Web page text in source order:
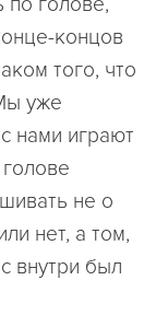
концов
того, что
уже
нами играют
не о
нет, а том,
внутри был